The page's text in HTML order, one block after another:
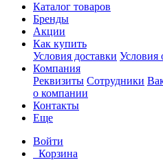
Каталог товаров
Бренды
Акции
Как купить
Условия доставки Условия
Компания
Реквизиты Сотрудники
о компании
Контакты
Еще
Войти
Корзина